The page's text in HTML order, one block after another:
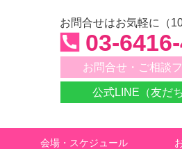
お問合せはお気軽に（
03-
お問合せ・ご相談
公式LINE（友だ
会場・スケジュール